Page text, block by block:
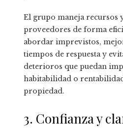
El grupo maneja recursos
proveedores de forma
abordar imprevistos,
tiempos de respuesta y
deterioros que puedan
habitabilidad o
propiedad.
3. Confianza y